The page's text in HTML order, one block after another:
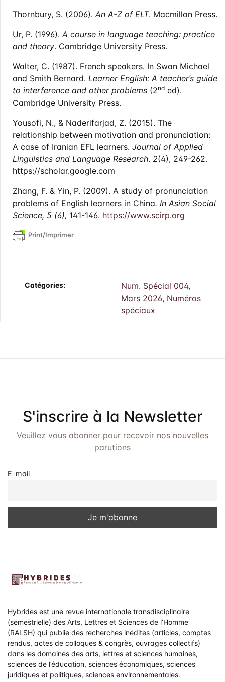
Thornbury, S. (2006). An A-Z of ELT. Macmillan Press.
Ur, P. (1996). A course in language teaching: practice
and theory. Cambridge University Press.
Walter, C. (1987). French speakers. In Swan Michael
and Smith Bernard. Learner English: A teacher’s guide
to interference and other problems (2nd ed).
Cambridge University Press.
Yousofi, N., & Naderifarjad, Z. (2015). The
relationship between motivation and pronunciation:
A case of Iranian EFL learners. Journal of Applied
Linguistics and Language Research. 2(4), 249-262.
https://scholar.google.com
Zhang, F. & Yin, P. (2009). A study of pronunciation
problems of English learners in China. In Asian Social
Science, 5 (6), 141-146. https://www.scirp.org
Print/Imprimer
Catégories:
Num. Spécial 004,
Mars 2026, Numéros
spéciaux
S'inscrire à la Newsletter
Veuillez vous abonner pour recevoir nos nouvelles
parutions
E-mail
Hybrides est une revue internationale transdisciplinaire
(semestrielle) des Arts, Lettres et Sciences de l’Homme
(RALSH) qui publie des recherches inédites (articles, comptes
rendus, actes de colloques & congrès, ouvrages collectifs)
dans les domaines des arts, lettres et sciences humaines,
sciences de l’éducation, sciences économiques, sciences
juridiques et politiques, sciences environnementales.